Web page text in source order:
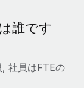
誰です
社員はFTEの